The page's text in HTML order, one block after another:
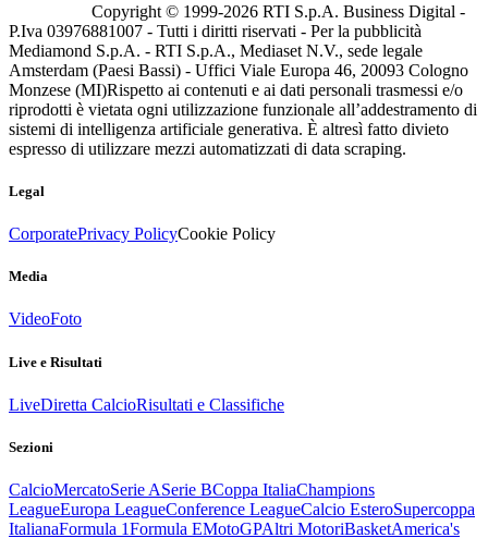
Copyright © 1999-2026 RTI S.p.A. Business Digital -
P.Iva 03976881007 - Tutti i diritti riservati - Per la pubblicità
Mediamond S.p.A. - RTI S.p.A., Mediaset N.V., sede legale
Amsterdam (Paesi Bassi) - Uffici Viale Europa 46, 20093 Cologno
Monzese (MI)Rispetto ai contenuti e ai dati personali trasmessi e/o
riprodotti è vietata ogni utilizzazione funzionale all’addestramento di
sistemi di intelligenza artificiale generativa. È altresì fatto divieto
espresso di utilizzare mezzi automatizzati di data scraping.
Legal
CorporatePrivacy PolicyCookie Policy
Media
VideoFoto
Live e Risultati
LiveDiretta CalcioRisultati e Classifiche
Sezioni
CalcioMercatoSerie ASerie BCoppa ItaliaChampions
LeagueEuropa LeagueConference LeagueCalcio EsteroSupercoppa
ItalianaFormula 1Formula EMotoGPAltri MotoriBasketAmerica's